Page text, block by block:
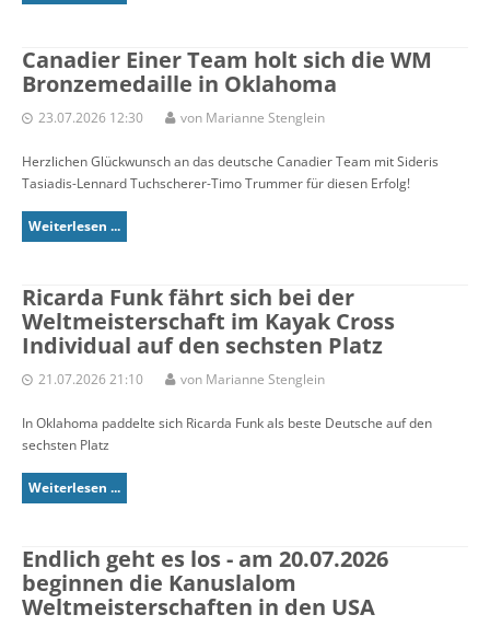
Canadier Einer Team holt sich die WM
Bronzemedaille in Oklahoma
23.07.2026 12:30 von Marianne Stenglein
Herzlichen Glückwunsch an das deutsche Canadier Team mit Sideris
Tasiadis-Lennard Tuchscherer-Timo Trummer für diesen Erfolg!
Weiterlesen ...
Ricarda Funk fährt sich bei der
Weltmeisterschaft im Kayak Cross
Individual auf den sechsten Platz
21.07.2026 21:10 von Marianne Stenglein
In Oklahoma paddelte sich Ricarda Funk als beste Deutsche auf den
sechsten Platz
Weiterlesen ...
Endlich geht es los - am 20.07.2026
beginnen die Kanuslalom
Weltmeisterschaften in den USA